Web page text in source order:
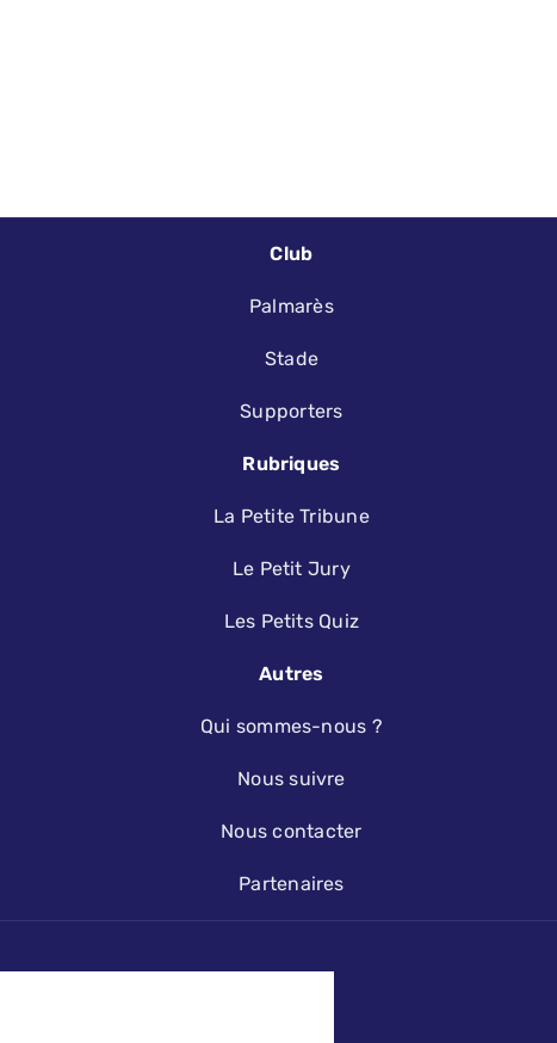
Club
Palmarès
Stade
Supporters
Rubriques
La Petite Tribune
Le Petit Jury
Les Petits Quiz
Autres
Qui sommes-nous ?
Nous suivre
Nous contacter
Partenaires